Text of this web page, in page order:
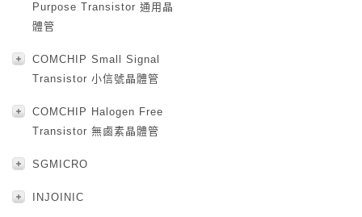
Purpose Transistor 通用晶
體管
COMCHIP Small Signal
Transistor 小信號晶體管
COMCHIP Halogen Free
Transistor 無鹵素晶體管
SGMICRO
INJOINIC